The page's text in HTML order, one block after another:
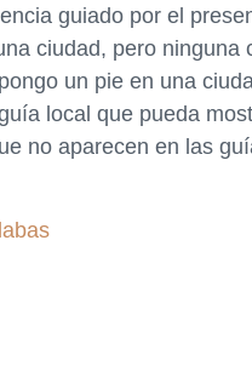
guiado por el
ciudad, pero
un pie en una
local que pueda
no aparecen en las